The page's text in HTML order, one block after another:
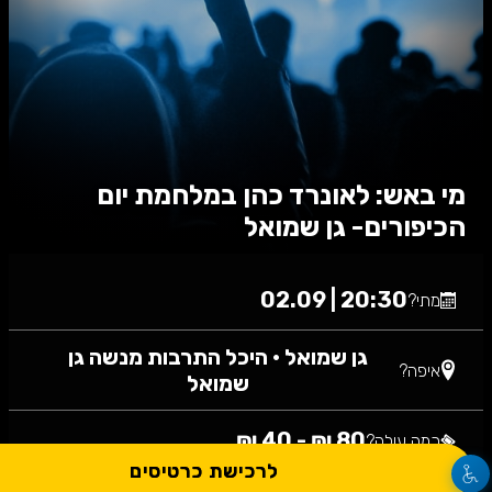
מי באש: לאונרד כהן במלחמת יום
הכיפורים- גן שמואל
מתי?20:30 | 02.09
איפה? גן שמואל • היכל התרבות מנשה גן
שמואל
כמה עולה?80 ₪ - 40 ₪
לרכישת כרטיסים